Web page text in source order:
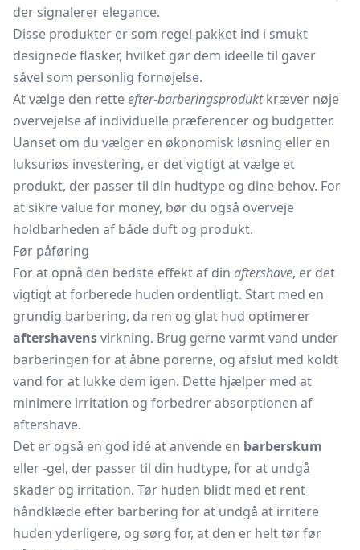
der signalerer elegance.
Disse produkter er som regel pakket ind i smukt
designede flasker, hvilket gør dem ideelle til gaver
såvel som personlig fornøjelse.
At vælge den retteefter-barberingsproduktkræver nøje
overvejelse af individuelle præferencer og budgetter.
Uanset om du vælger en økonomisk løsning eller en
luksuriøs investering, er det vigtigt at vælge et
produkt, der passer til din hudtype og dine behov. For
at sikre value for money, bør du også overveje
holdbarheden af både duft og produkt.
Før påføring
For at opnå den bedste effekt af din aftershave, er det
vigtigt at forberede huden ordentligt. Start med en
grundig barbering, da ren og glat hud optimerer
aftershavensvirkning. Brug gerne varmt vand under
barberingen for at åbne porerne, og afslut med koldt
vand for at lukke dem igen. Dette hjælper med at
minimere irritation og forbedrer absorptionen af
aftershave.
Det er også en god idé at anvende en barberskum
eller -gel, der passer til din hudtype, for at undgå
skader og irritation. Tør huden blidt med et rent
håndklæde efter barbering for at undgå at irritere
huden yderligere, og sørg for, at den er helt tør før